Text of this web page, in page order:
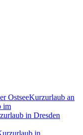
OstseeKurzurlaub an
im
in Dresden
in